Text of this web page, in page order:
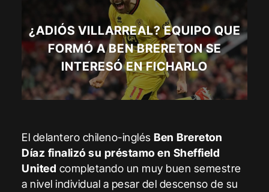
¿ADIÓS VILLARREAL? EQUIPO QUE
FORMÓ A BEN BRERETON SE
INTERESÓ EN FICHARLO
El delantero chileno-inglésBen Brereton
Díaz finalizó su préstamo en Sheffield
United completando un muy buen semestre
a nivel individual a pesar del descenso de su